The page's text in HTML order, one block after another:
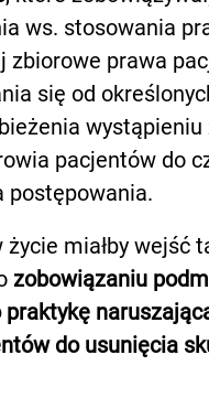
ws. stosowania
zbiorowe prawa
się od
wystąpieniu
pacjentów do
postępowania.
życie miałby wejść
zobowiązaniu
do usunięcia